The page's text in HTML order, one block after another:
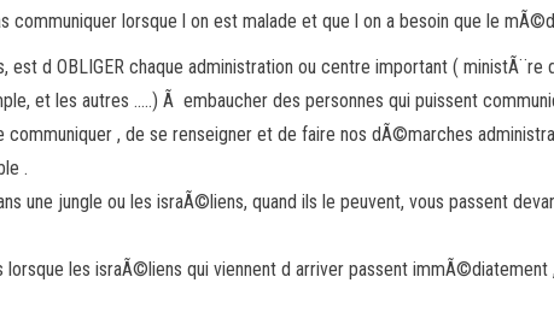
communiquer lorsque l on est malade et que l on a besoin que le
est d OBLIGER chaque administration ou centre important (
et les autres …..) Ã embaucher des personnes qui puissent
, de se renseigner et de faire nos dÃ©marches
.
une jungle ou les israÃ©liens, quand ils le peuvent, vous passent
les israÃ©liens qui viennent d arriver passent